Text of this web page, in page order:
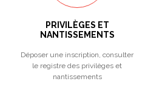
PRIVILÈGES ET
NANTISSEMENTS
Déposer une inscription, consulter
le registre des privilèges et
nantissements